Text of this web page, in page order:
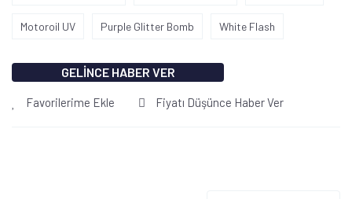
Motoroil UV Purple Glitter Bomb White Flash
GELİNCE HABER VER
Favorilerime Ekle Fiyatı Düşünce Haber Ver